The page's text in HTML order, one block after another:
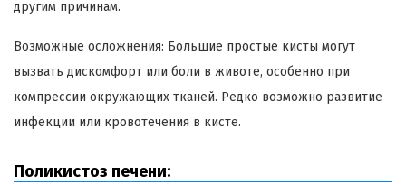
другим причинам.
Возможные осложнения: Большие простые кисты могут
вызвать дискомфорт или боли в животе, особенно при
компрессии окружающих тканей. Редко возможно развитие
инфекции или кровотечения в кисте.
Поликистоз печени: